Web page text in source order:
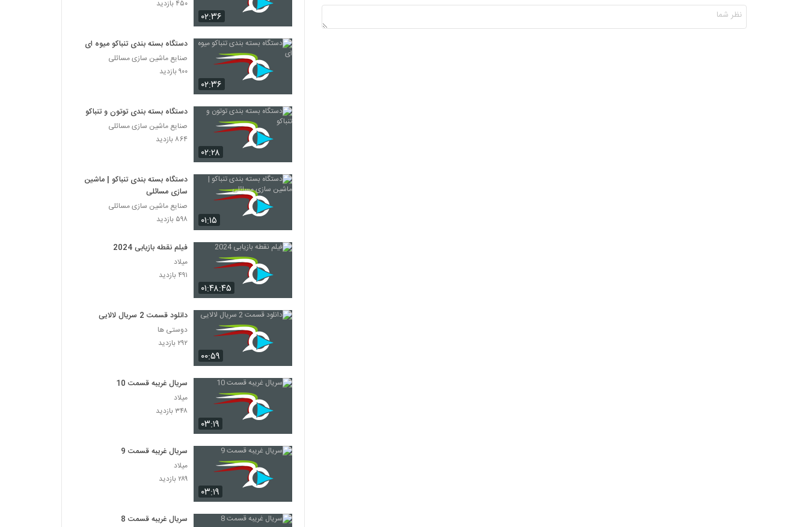
۰۲:۳۶
۴۵۰ بازدید
۰۲:۳۶
دستگاه بسته بندی تنباکو میوه ای
صنایع ماشین سازی مسائلی
۹۰۰ بازدید
۰۲:۲۸
دستگاه بسته بندی توتون و تنباکو
صنایع ماشین سازی مسائلی
۸۶۴ بازدید
۰۱:۱۵
دستگاه بسته بندی تنباکو | ماشین
سازی مسائلی
صنایع ماشین سازی مسائلی
۵۹۸ بازدید
۰۱:۴۸:۴۵
فیلم نقطه بازیابی 2024
میلاد
۴۹۱ بازدید
۰۰:۵۹
دانلود قسمت 2 سریال لالایی
دوستی ها
۲۹۲ بازدید
۰۳:۱۹
سریال غریبه قسمت 10
میلاد
۳۴۸ بازدید
۰۳:۱۹
سریال غریبه قسمت 9
میلاد
۲۸۹ بازدید
سریال غریبه قسمت 8